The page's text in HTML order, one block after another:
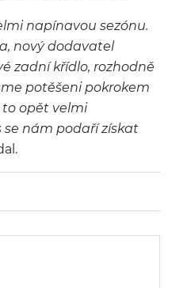
napínavou sezónu.
nový dodavatel
zadní křídlo, rozhodně
potěšeni pokrokem
to opět velmi
se nám podaří získat